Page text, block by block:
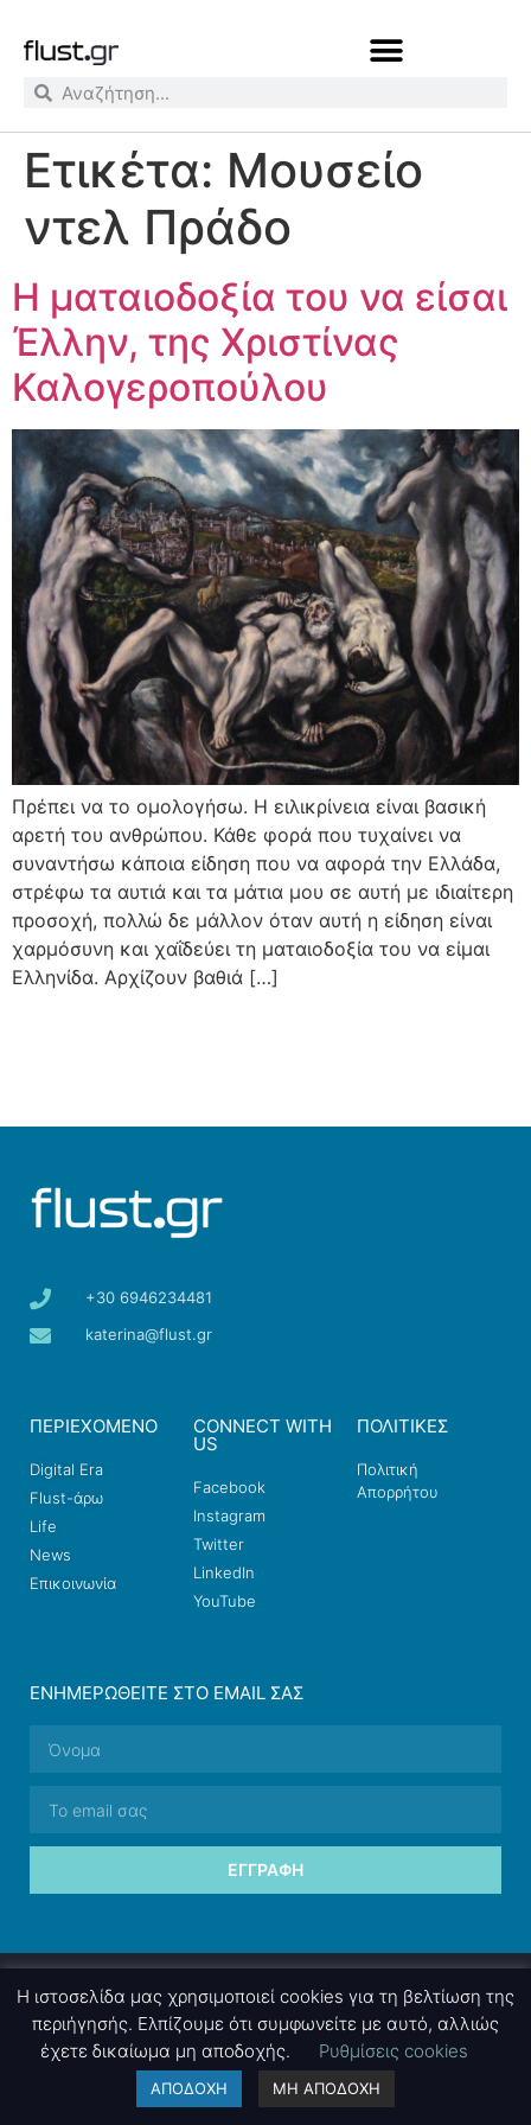
Ετικέτα: Μουσείο
ντελ Πράδο
Η ματαιοδοξία του να είσαι
Έλλην, της Χριστίνας
Καλογεροπούλου
Πρέπει να το ομολογήσω. Η ειλικρίνεια είναι βασική
αρετή του ανθρώπου. Κάθε φορά που τυχαίνει να
συναντήσω κάποια είδηση που να αφορά την Ελλάδα,
στρέφω τα αυτιά και τα μάτια μου σε αυτή με ιδιαίτερη
προσοχή, πολλώ δε μάλλον όταν αυτή η είδηση είναι
χαρμόσυνη και χαΐδεύει τη ματαιοδοξία του να είμαι
Ελληνίδα. Αρχίζουν βαθιά […]
+30 6946234481
katerina@flust.gr
ΠΕΡΙΕΧΟΜΕΝΟ
Digital Era
Flust-άρω
Life
News
Επικοινωνία
CONNECT WITH
US
Facebook
Instagram
Twitter
LinkedIn
YouTube
ΠΟΛΙΤΙΚΕΣ
Πολιτική
Απορρήτου
ΕΝΗΜΕΡΩΘΕΊΤΕ ΣΤΟ EMAIL ΣΑΣ
ΕΓΓΡΑΦΉ
nettings, ltd . Powered bymgk
Η ιστοσελίδα μας χρησιμοποιεί cookies για τη βελτίωση της
περιήγησής. Ελπίζουμε ότι συμφωνείτε με αυτό, αλλιώς
έχετε δικαίωμα μη αποδοχής.
Ρυθμίσεις cookies
ΑΠΟΔΟΧΗ ΜΗ ΑΠΟΔΟΧΗ